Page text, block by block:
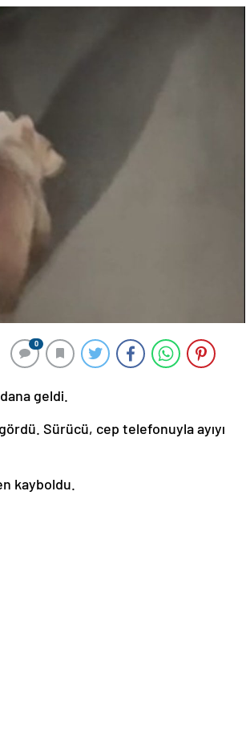
0
geldi.
Sürücü, cep telefonuyla ayıyı
kayboldu.